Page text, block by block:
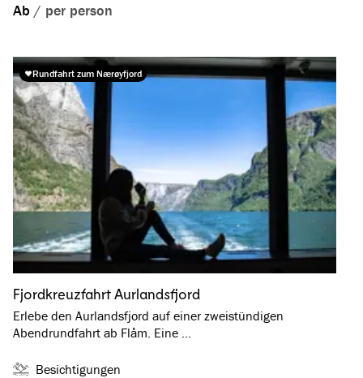
Ab / per person
Rundfahrt zum Nærøyfjord
Fjordkreuzfahrt Aurlandsfjord
Erlebe den Aurlandsfjord auf einer zweistündigen
Abendrundfahrt ab Flåm. Eine …
Besichtigungen